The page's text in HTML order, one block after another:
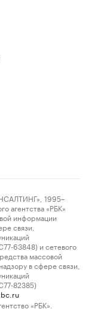
1995–
агентства «РБК»
информации
связи,
63848) и сетевого
массовой
в сфере связи,
82385)
«РБК».